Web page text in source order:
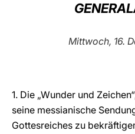
Mittwoch, 16.
1. Die „Wunder und
seine messianische
Gottesreiches zu